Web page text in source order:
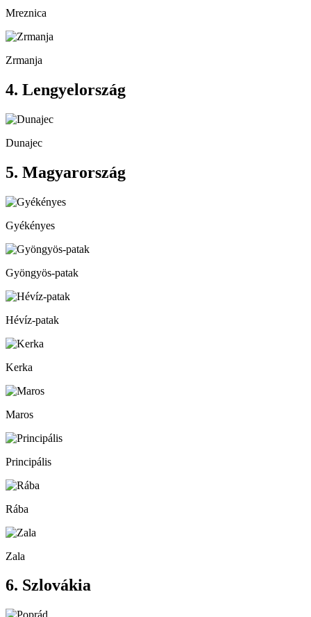
Mreznica
Zrmanja
4. Lengyelország
Dunajec
5. Magyarország
Gyékényes
Gyöngyös-patak
Hévíz-patak
Kerka
Maros
Principális
Rába
Zala
6. Szlovákia